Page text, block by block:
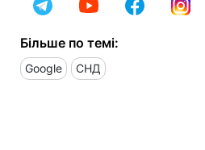
Більше по темі:
Google СНД